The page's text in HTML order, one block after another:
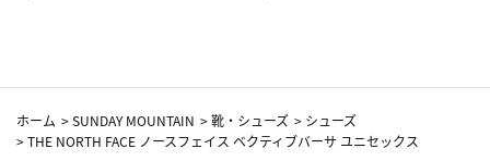
ホーム >SUNDAY MOUNTAIN >靴・シューズ > シューズ
>THE NORTH FACE ノースフェイス ベクティブバーサ ユニセックス